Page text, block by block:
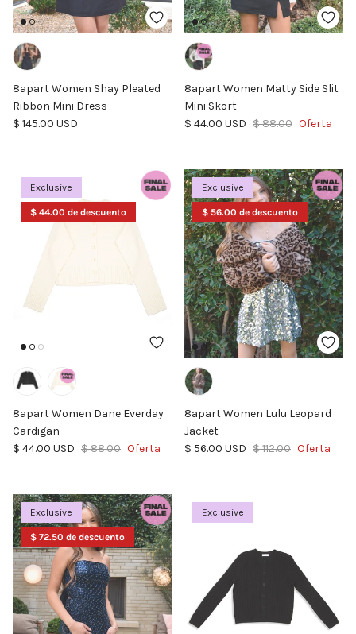
8apart Women Shay Pleated
Ribbon Mini Dress
Precio normal
$ 145.00 USD
8apart Women Matty Side Slit
Mini Skort
Precio de venta
$ 44.00 USD Precio normal
$ 88.00 Oferta
Exclusive
$ 44.00 de descuento
8apart Women Dane Everday
Cardigan
Precio de venta
$ 44.00 USD Precio normal
$ 88.00 Oferta
Exclusive
$ 56.00 de descuento
8apart Women Lulu Leopard
Jacket
Precio de venta
$ 56.00 USD Precio normal
$ 112.00 Oferta
Exclusive
$ 72.50 de descuento
Exclusive